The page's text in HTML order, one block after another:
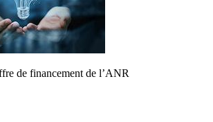
de financement de l’ANR